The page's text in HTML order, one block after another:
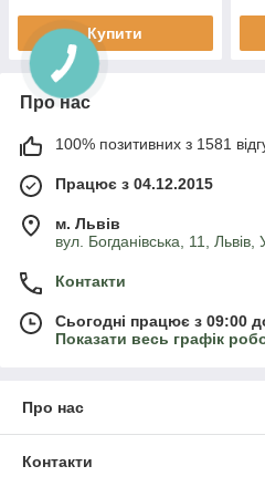
Купити
Про нас
100% позитивних з 1581
Працює з 04.12.2015
м. Львів
вул. Богданівська, 11, Львів,
Контакти
Сьогодні працює з 09:00
Показати весь графік
Про нас
Контакти